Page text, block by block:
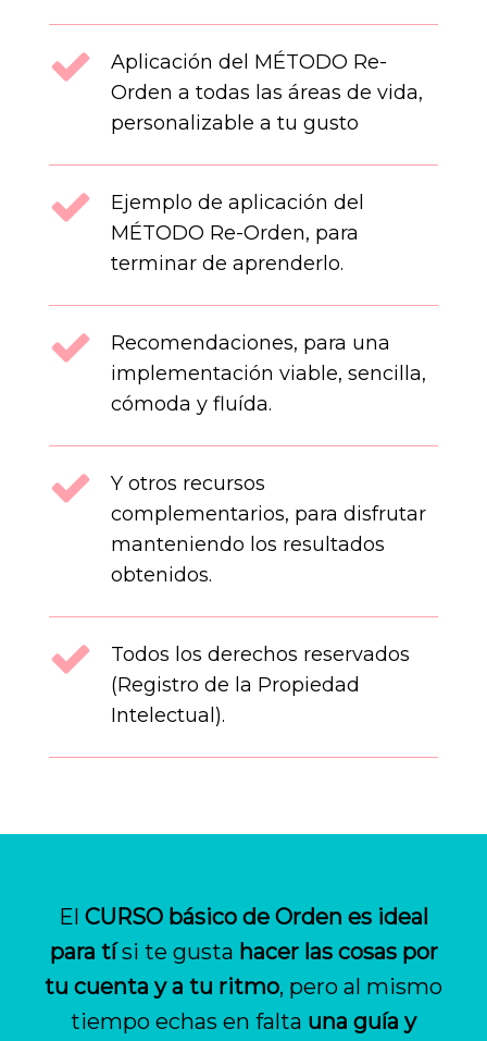
Aplicación del MÉTODO Re-
Orden a todas las áreas de vida,
personalizable a tu gusto
Ejemplo de aplicación del
MÉTODO Re-Orden, para
terminar de aprenderlo.
Recomendaciones, para una
implementación viable, sencilla,
cómoda y fluída.
Y otros recursos
complementarios, para disfrutar
manteniendo los resultados
obtenidos.
Todos los derechos reservados
(Registro de la Propiedad
Intelectual).
El CURSO básico de Orden es ideal
para tísi te gusta hacer las cosas por
tu cuenta y a tu ritmo, pero al mismo
tiempo echas en falta una guía y